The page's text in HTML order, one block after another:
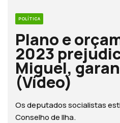
POLÍTICA
Plano e
2023
Miguel,
(Vídeo)
Os deputados socialistas
Conselho de Ilha.